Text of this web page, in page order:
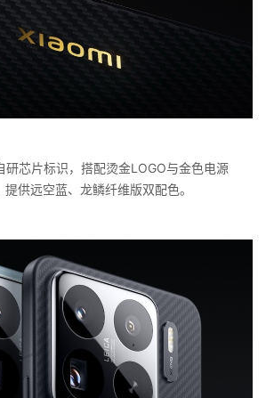
研芯片标识，搭配烫金LOGO与金色电源
供远空蓝、龙鳞纤维版双配色。